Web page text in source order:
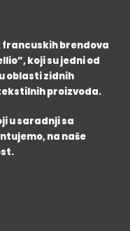
francuskih brendova
koji su jedni od
oblasti zidnih
proizvoda.
u saradnji sa
na naše